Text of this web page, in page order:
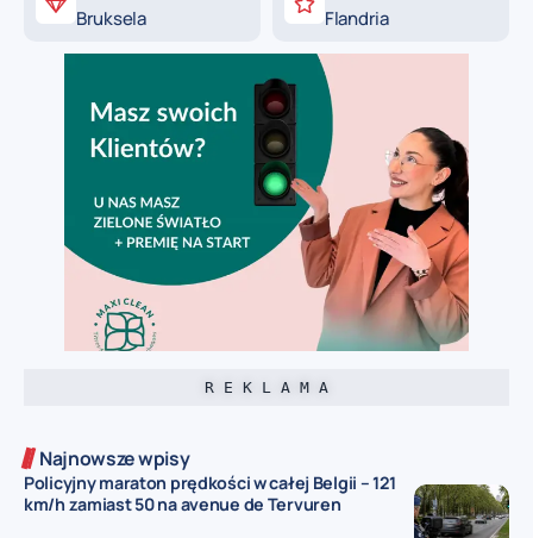
Bruksela Flandria
R E K L A M A
Najnowsze wpisy
Policyjny maraton prędkości w całej Belgii – 121
km/h zamiast 50 na avenue de Tervuren